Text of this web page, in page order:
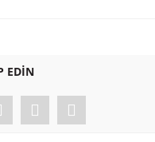
EDİN